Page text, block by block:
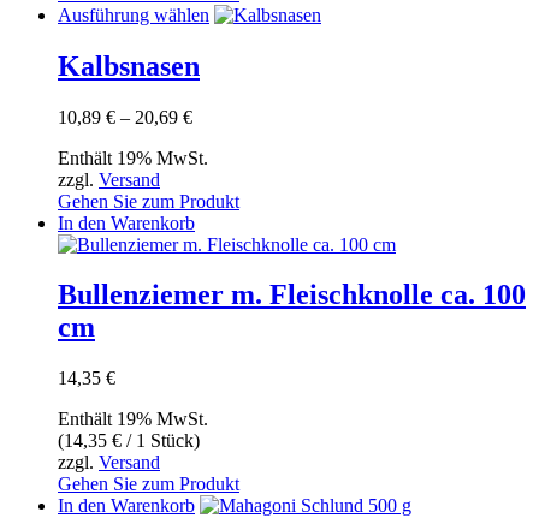
der
Ausführung wählen Dieses
auf
Produktseite
werden
Kalbsnasen
10,89 € – 20,69 €Preisspanne:
bis
Enthält 19% MwSt.
zzgl. Versand
Gehen Sie zum Produkt
In den Warenkorb
Bullenziemer m. Fleischknolle ca. 100
cm
14,35 €
Enthält 19% MwSt.
(14,35 € / 1 Stück)
zzgl. Versand
Gehen Sie zum Produkt
In den Warenkorb